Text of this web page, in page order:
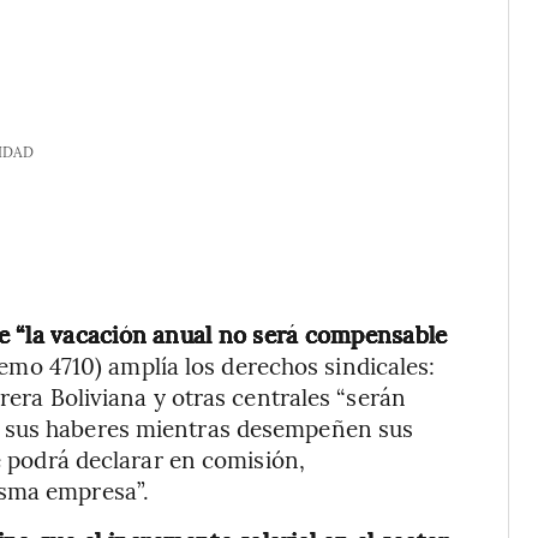
vacación anual no será compensable
4710) amplía los derechos sindicales:
Boliviana y otras centrales “serán
haberes mientras desempeñen sus
podrá declarar en comisión,
empresa”.